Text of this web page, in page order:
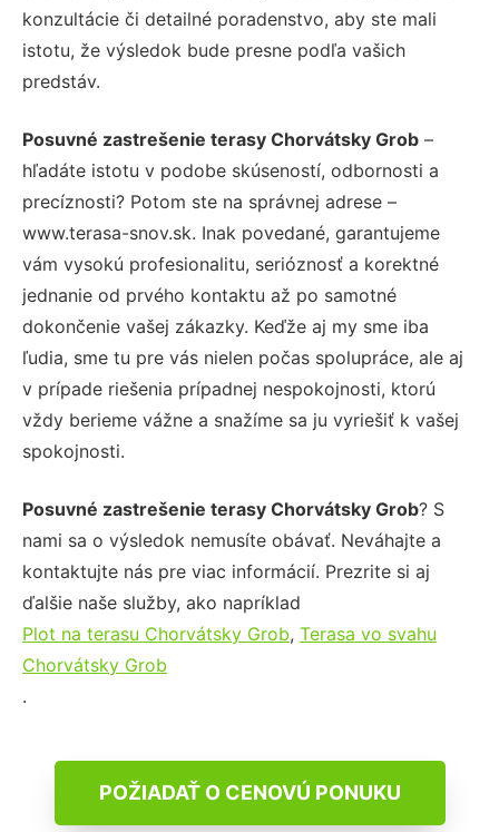
konzultácie či detailné poradenstvo, aby ste mali
istotu, že výsledok bude presne podľa vašich
predstáv.
Posuvné zastrešenie terasy Chorvátsky Grob –
hľadáte istotu v podobe skúseností, odbornosti a
precíznosti? Potom ste na správnej adrese –
www.terasa-snov.sk. Inak povedané, garantujeme
vám vysokú profesionalitu, serióznosť a korektné
jednanie od prvého kontaktu až po samotné
dokončenie vašej zákazky. Keďže aj my sme iba
ľudia, sme tu pre vás nielen počas spolupráce, ale aj
v prípade riešenia prípadnej nespokojnosti, ktorú
vždy berieme vážne a snažíme sa ju vyriešiť k vašej
spokojnosti.
Posuvné zastrešenie terasy Chorvátsky Grob? S
nami sa o výsledok nemusíte obávať. Neváhajte a
kontaktujte nás pre viac informácií. Prezrite si aj
ďalšie naše služby, ako napríklad
Plot na terasu Chorvátsky Grob, Terasa vo svahu
Chorvátsky Grob
.
POŽIADAŤ O CENOVÚ PONUKU